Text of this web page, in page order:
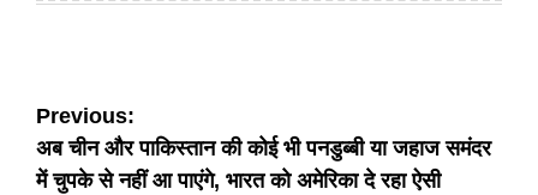
Post
navigation
Previous:
अब चीन और पाकिस्तान की कोई भी पनडुब्बी या जहाज समंदर
में चुपके से नहीं आ पाएंगे, भारत को अमेरिका दे रहा ऐसी